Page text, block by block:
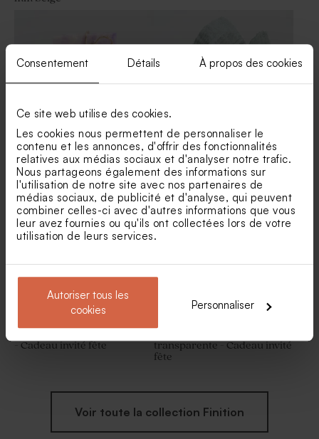
Consentement Détails À propos des cookies
Ce site web utilise des cookies.
Les cookies nous permettent de personnaliser le
contenu et les annonces, d'offrir des fonctionnalités
relatives aux médias sociaux et d'analyser notre trafic.
Nous partageons également des informations sur
l'utilisation de notre site avec nos partenaires de
médias sociaux, de publicité et d'analyse, qui peuvent
combiner celles-ci avec d'autres informations que vous
leur avez fournies ou qu'ils ont collectées lors de votre
utilisation de leurs services.
Autoriser tous les
cookies
Personnaliser
Fleurs séchées fête -
Lagurus blanc
Etiquette carré plexi -
Cadeau invité fête
Etiquette ronde plexi -
Cadeau invité fête
- Cadeau invité fête
transparente - Cadeau invité
fête
Voir toute la collection Finition